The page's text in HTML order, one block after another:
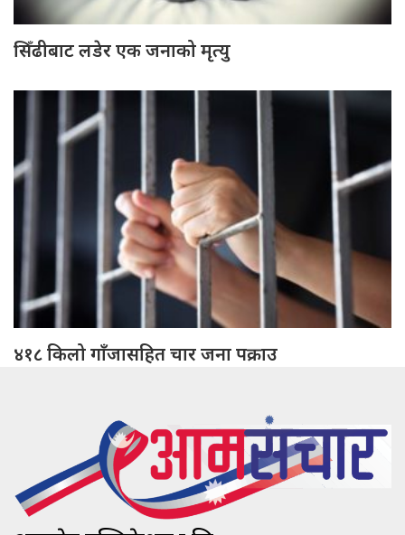
सिँढीबाट लडेर एक जनाको मृत्यु
४१८ किलो गाँजासहित चार जना पक्राउ